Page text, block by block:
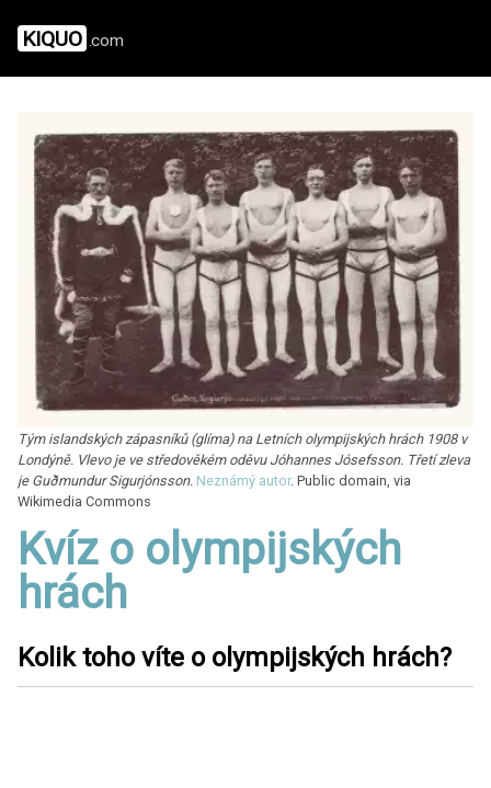
KIQUO .com
Tým islandských zápasníků (glíma) na Letních olympijských hrách 1908 v
Londýně. Vlevo je ve středověkém oděvu Jóhannes Jósefsson. Třetí zleva
je Guðmundur Sigurjónsson. Neznámý autor. Public domain, via
Wikimedia Commons
Kvíz o olympijských
hrách
Kolik toho víte o olympijských hrách?